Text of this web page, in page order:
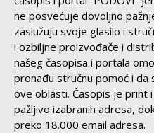
ne posvećuje dovoljno
zaslužuju svoje glasilo i
i ozbiljne proizvođače i
našeg časopisa i portala
pronađu stručnu pomoć i
ove oblasti. Časopis je print
pažljivo izabranih adresa,
preko 18.000 email adresa.